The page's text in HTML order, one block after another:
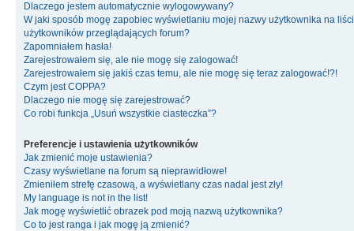
Dlaczego jestem automatycznie wylogowywany?
W jaki sposób mogę zapobiec wyświetlaniu mojej nazwy użytkownika na
użytkowników przeglądających forum?
Zapomniałem hasła!
Zarejestrowałem się, ale nie mogę się zalogować!
Zarejestrowałem się jakiś czas temu, ale nie mogę się teraz zalogować!?!
Czym jest COPPA?
Dlaczego nie mogę się zarejestrować?
Co robi funkcja „Usuń wszystkie ciasteczka”?
Preferencje i ustawienia użytkowników
Jak zmienić moje ustawienia?
Czasy wyświetlane na forum są nieprawidłowe!
Zmieniłem strefę czasową, a wyświetlany czas nadal jest zły!
My language is not in the list!
Jak mogę wyświetlić obrazek pod moją nazwą użytkownika?
Co to jest ranga i jak mogę ją zmienić?